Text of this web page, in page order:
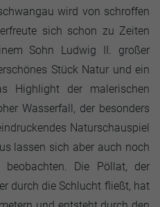
wird von schroffen
sich schon zu Zeiten
Sohn Ludwig II. großer
Stück Natur und ein
Highlight der malerischen
Wasserfall, der besonders
Naturschauspiel
lassen sich aber auch noch
beobachten. Die Pöllat, der
durch die Schlucht fließt, hat